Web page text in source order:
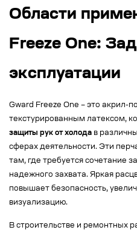
Области
Freeze One:
эксплуатации
Gward Freeze One – это акрил-
текстурированным латексом,
защиты рук от холода в
сферах деятельности. Эти
там, где требуется сочетание
надежного захвата. Яркая
повышает безопасность,
визуализацию.
В строительстве и ремонтных